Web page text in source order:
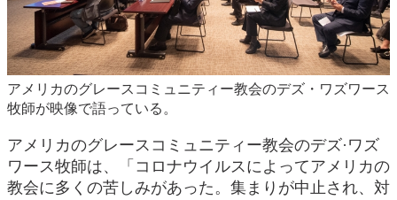
アメリカのグレースコミュニティー教会のデズ・ワズワース
牧師が映像で語っている。
アメリカのグレースコミュニティー教会のデズ·ワズ
ワース牧師は、「コロナウイルスによってアメリカの
教会に多くの苦しみがあった。集まりが中止され、対